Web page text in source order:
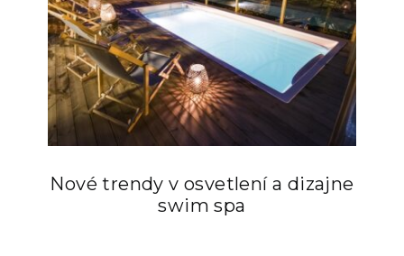
Nové trendy v osvetlení a dizajne
swim spa